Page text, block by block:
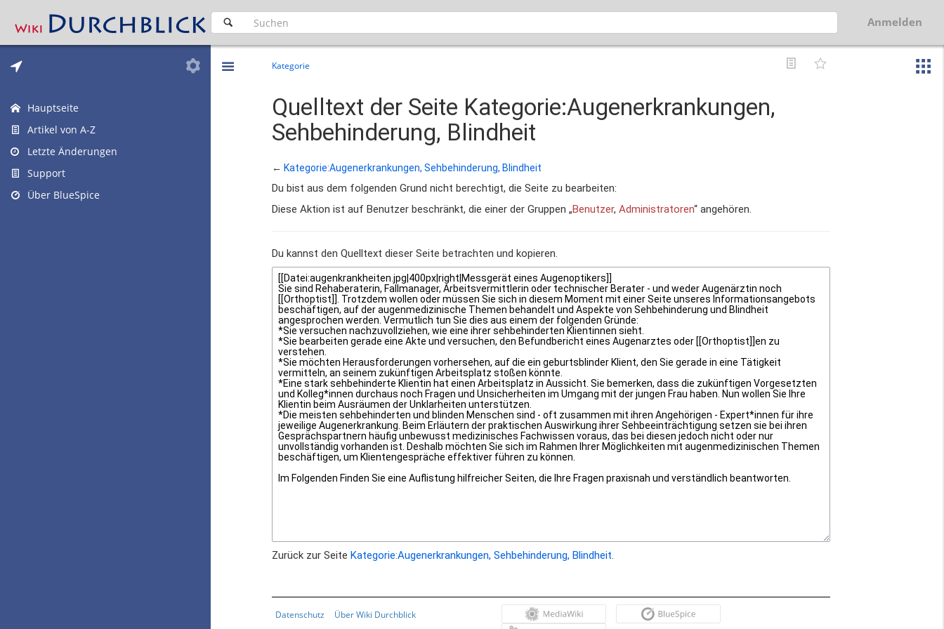
Anmelden
Hauptseite
Artikel von A-Z
Letzte Änderungen
Support
Über BlueSpice
Kategorie
Quelltext der Seite Kategorie:Augenerkrankungen,
Sehbehinderung, Blindheit
← Kategorie:Augenerkrankungen, Sehbehinderung, Blindheit
Du bist aus dem folgenden Grund nicht berechtigt, die Seite zu bearbeiten:
Diese Aktion ist auf Benutzer beschränkt, die einer der Gruppen „Benutzer, Administratoren“ angehören.
Du kannst den Quelltext dieser Seite betrachten und kopieren.
Zurück zur Seite Kategorie:Augenerkrankungen, Sehbehinderung, Blindheit
Datenschutz
Über Wiki Durchblick